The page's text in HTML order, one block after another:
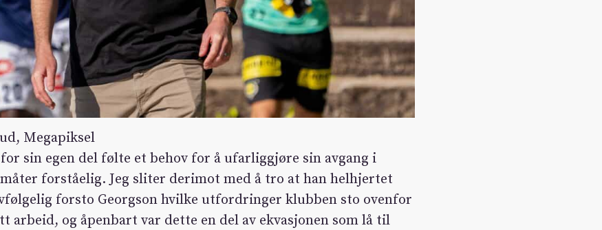
Megapiksel
sin egen del følte et behov for å ufarliggjøre sin avgang i
forståelig. Jeg sliter derimot med å tro at han helhjertet
forsto Georgson hvilke utfordringer klubben sto ovenfor
arbeid, og åpenbart var dette en del av ekvasjonen som lå til